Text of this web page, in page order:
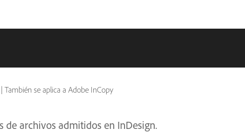
| También se aplica a Adobe InCopy
de archivos admitidos en InDesign.